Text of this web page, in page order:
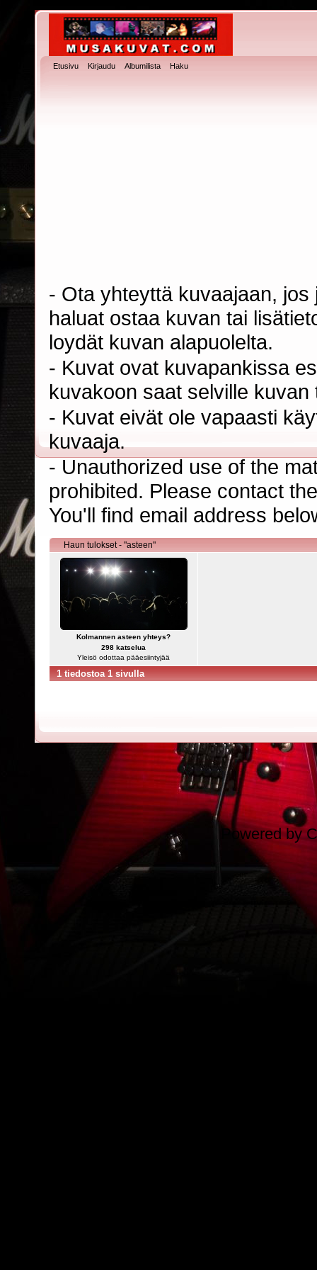
Etusivu Kirjaudu Albumilista Haku
- Ota yhteyttä kuvaajaan,
haluat ostaa kuvan tai
loydät kuvan alapuolelta.
- Kuvat ovat kuvapankissa
kuvakoon saat selville
- Kuvat eivät ole vapaasti
kuvaaja.
- Unauthorized use of the
prohibited. Please contact
You'll find email address
Haun tulokset - "asteen"
Kolmannen asteen yhteys?
298 katselua
Yleisö odottaa pääesiintyjää
1 tiedostoa 1 sivulla
Powered by